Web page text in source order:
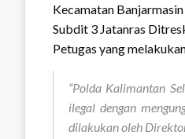
Kecamatan
Subdit 3 Jatanras
Petugas yang
“Polda Kalimantan
ilegal dengan
dilakukan oleh